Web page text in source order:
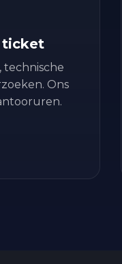
ticket
technische
Ons